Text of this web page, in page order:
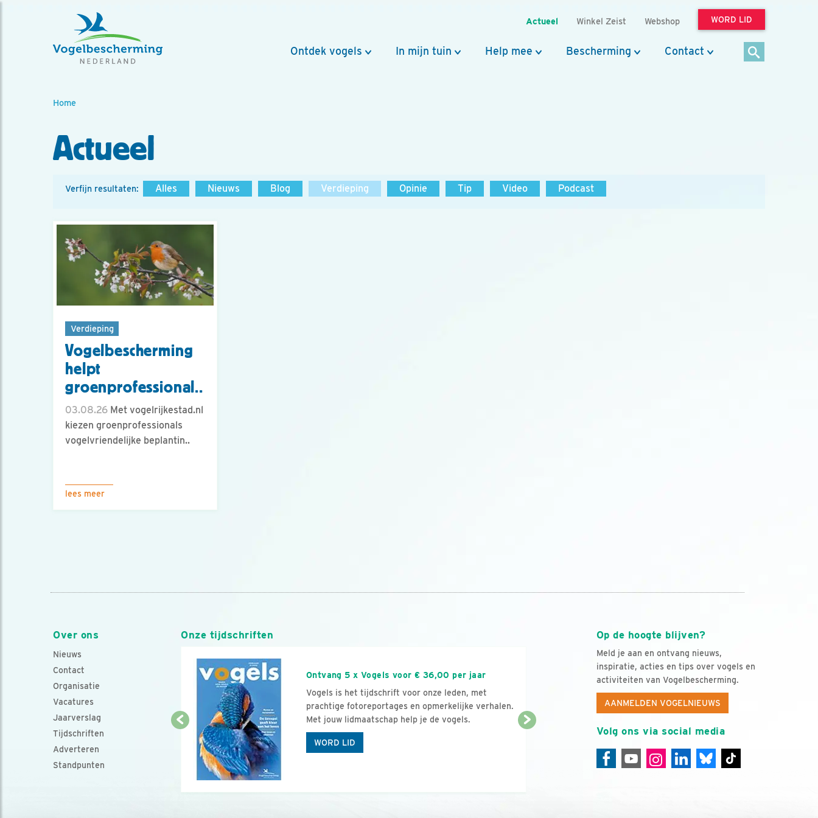
Actueel Winkel Zeist Webshop WORD LID
Ontdek vogels In mijn tuin Help mee Bescherming Contact
Home
Actueel
Verfijn resultaten: Alles Nieuws Blog Verdieping Opinie Tip Video Podcast
Verdieping
Vogelbescherming
helpt
groenprofessional..
03.08.26 Met vogelrijkestad.nl
kiezen groenprofessionals
vogelvriendelijke beplantin..
lees meer
Over ons
Nieuws
Contact
Organisatie
Vacatures
Jaarverslag
Tijdschriften
Adverteren
Standpunten
Op de hoogte blijven?
Meld je aan en ontvang nieuws,
inspiratie, acties en tips over vogels en
activiteiten van Vogelbescherming.
AANMELDEN VOGELNIEUWS
Volg ons via social media
Onze tijdschriften
Ontvang 5 x Vogels voor € 36,00 per jaar
Vogels is het tijdschrift voor onze leden, met
prachtige fotoreportages en opmerkelijke verhalen.
Met jouw lidmaatschap help je de vogels.
WORD LID